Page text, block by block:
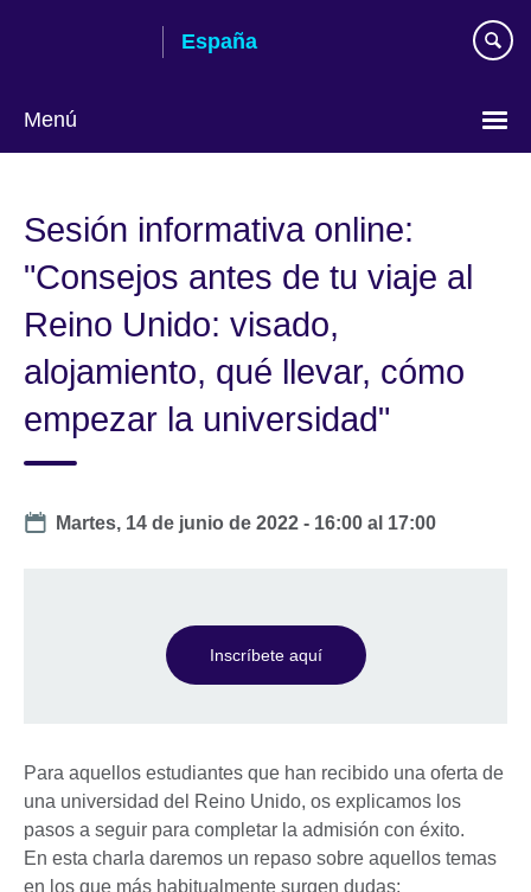
España
Menú
Sesión informativa online:
"Consejos antes de tu viaje al
Reino Unido: visado,
alojamiento, qué llevar, cómo
empezar la universidad"
Date
Martes, 14 de junio de 2022 - 16:00 al 17:00
Inscríbete aquí
Para aquellos estudiantes que han recibido una oferta de
una universidad del Reino Unido, os explicamos los
pasos a seguir para completar la admisión con éxito.
En esta charla daremos un repaso sobre aquellos temas
en los que más habitualmente surgen dudas: